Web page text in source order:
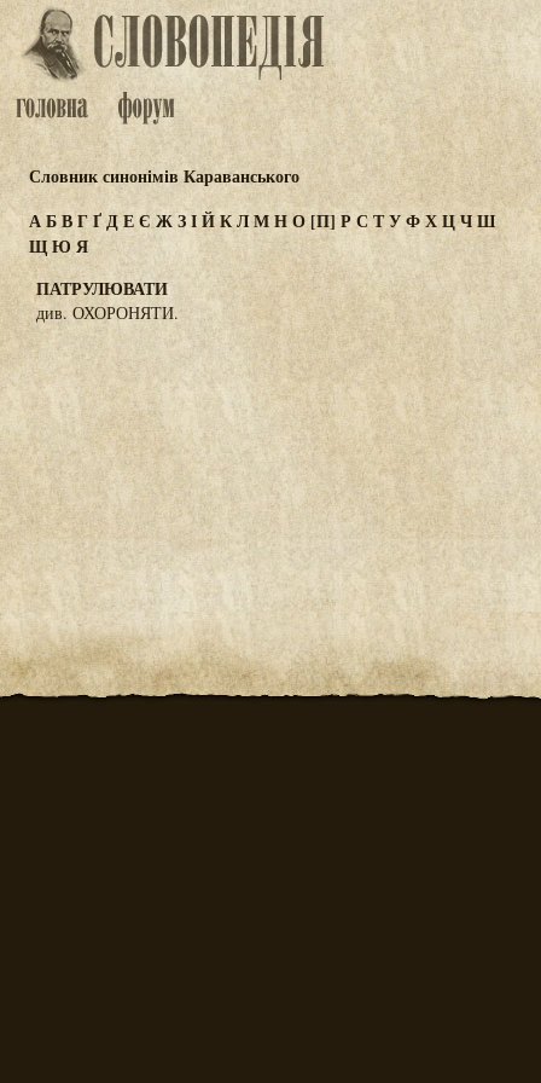
Словник синонімів Караванського
АБВГҐДЕЄ ЖЗІЙКЛМНО[П] Р С ТУФХЦЧШ
ЩЮ Я
ПАТРУЛЮВАТИ
див. ОХОРОНЯТИ.